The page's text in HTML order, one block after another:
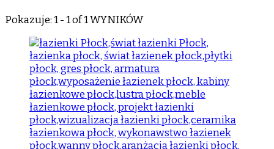
Pokazuje: 1 - 1 of 1 WYNIKÓW